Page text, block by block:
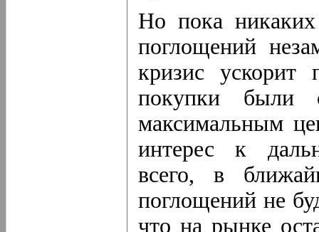
Но пока
поглощений
кризис ускорит
покупки были
максимальным
интерес к
всего, в
поглощений не
что на рынке